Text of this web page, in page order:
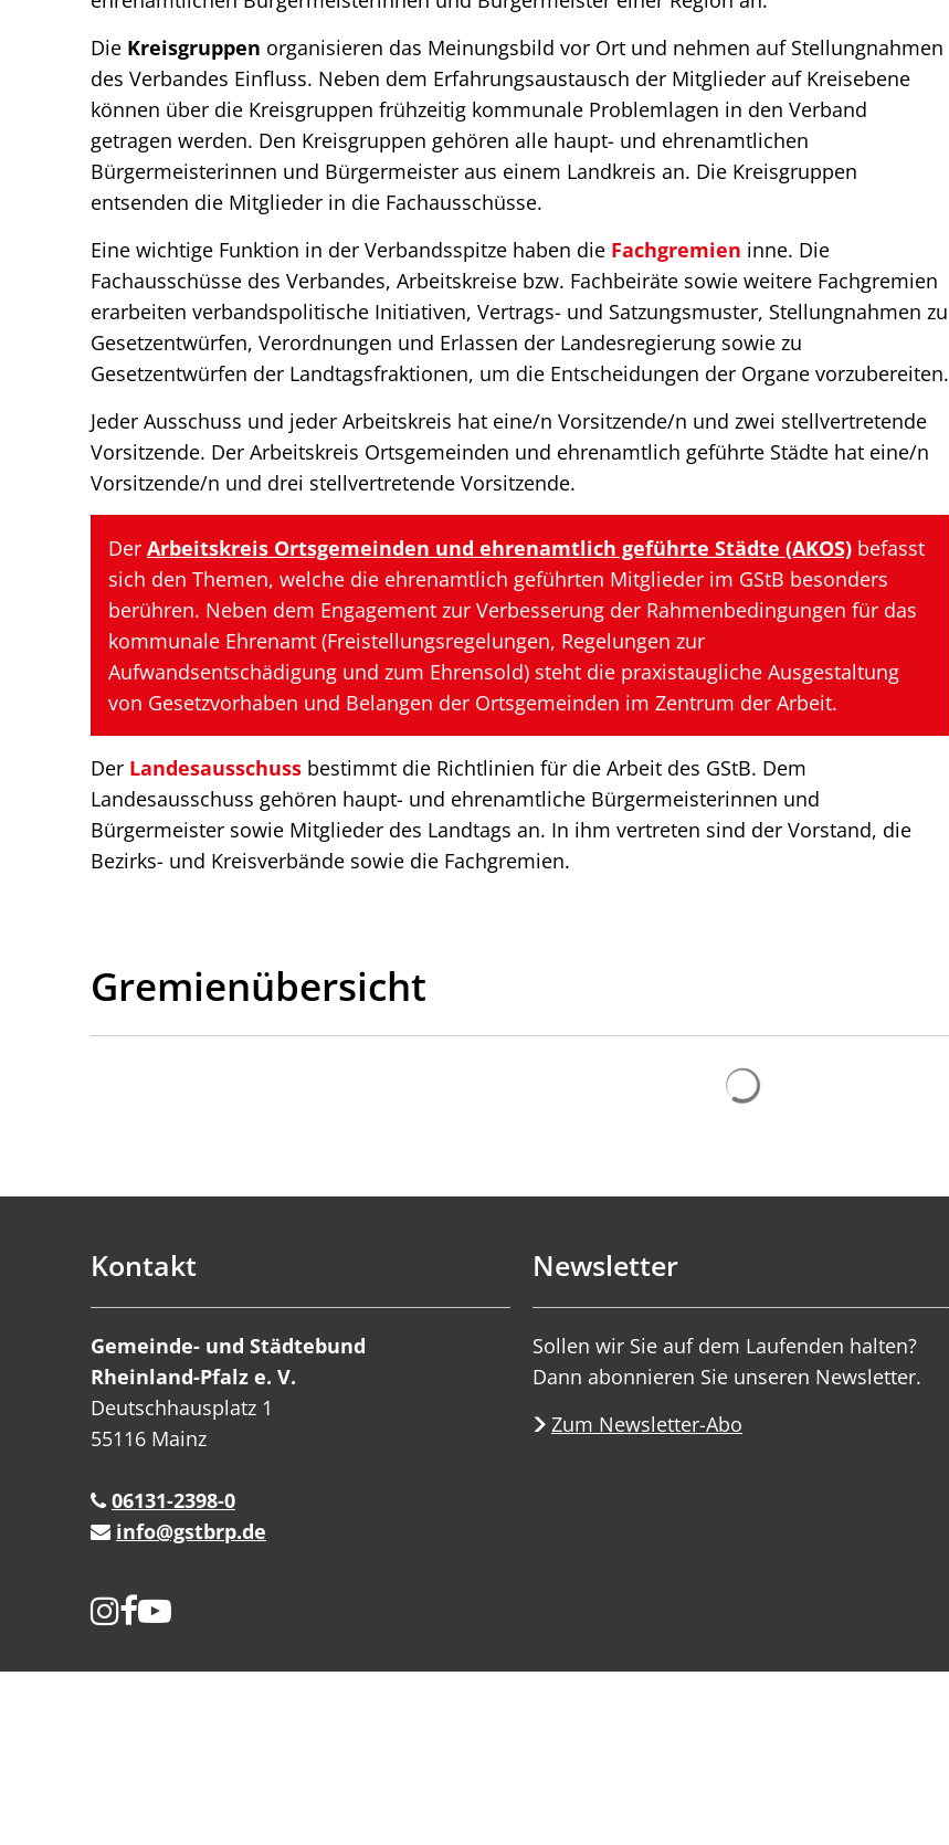
Die Kreisgruppen organisieren das Meinungsbild vor Ort und nehmen auf Stellungnahmen
des Verbandes Einfluss. Neben dem Erfahrungsaustausch der Mitglieder auf Kreisebene
können über die Kreisgruppen frühzeitig kommunale Problemlagen in den Verband
getragen werden. Den Kreisgruppen gehören alle haupt- und ehrenamtlichen
Bürgermeisterinnen und Bürgermeister aus einem Landkreis an. Die Kreisgruppen
entsenden die Mitglieder in die Fachausschüsse.
Eine wichtige Funktion in der Verbandsspitze haben die Fachgremien inne. Die
Fachausschüsse des Verbandes, Arbeitskreise bzw. Fachbeiräte sowie weitere Fachgremien
erarbeiten verbandspolitische Initiativen, Vertrags- und Satzungsmuster, Stellungnahmen zu
Gesetzentwürfen, Verordnungen und Erlassen der Landesregierung sowie zu
Gesetzentwürfen der Landtagsfraktionen, um die Entscheidungen der Organe vorzubereiten.
Jeder Ausschuss und jeder Arbeitskreis hat eine/n Vorsitzende/n und zwei stellvertretende
Vorsitzende. Der Arbeitskreis Ortsgemeinden und ehrenamtlich geführte Städte hat eine/n
Vorsitzende/n und drei stellvertretende Vorsitzende.
Der Arbeitskreis Ortsgemeinden und ehrenamtlich geführte Städte (AKOS) befasst
sich den Themen, welche die ehrenamtlich geführten Mitglieder im GStB besonders
berühren. Neben dem Engagement zur Verbesserung der Rahmenbedingungen für das
kommunale Ehrenamt (Freistellungsregelungen, Regelungen zur
Aufwandsentschädigung und zum Ehrensold) steht die praxistaugliche Ausgestaltung
von Gesetzvorhaben und Belangen der Ortsgemeinden im Zentrum der Arbeit.
Der Landesausschuss bestimmt die Richtlinien für die Arbeit des GStB. Dem
Landesausschuss gehören haupt- und ehrenamtliche Bürgermeisterinnen und
Bürgermeister sowie Mitglieder des Landtags an. In ihm vertreten sind der Vorstand, die
Bezirks- und Kreisverbände sowie die Fachgremien.
Gremienübersicht
Kontakt
Gemeinde- und Städtebund
Rheinland-Pfalz e. V.
Deutschhausplatz 1
55116 Mainz
06131-2398-0
info@gstbrp.de
Newsletter
Sollen wir Sie auf dem Laufenden halten?
Dann abonnieren Sie unseren Newsletter.
Zum Newsletter-Abo